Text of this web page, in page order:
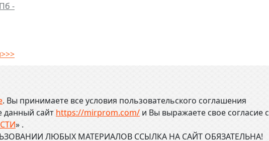
-
. Вы принимаете все условия пользовательского соглашения
данный сайт https://mirprom.com/ и Вы выражаете свое согласие с
» .
ЛЮБЫХ МАТЕРИАЛОВ ССЫЛКА НА САЙТ ОБЯЗАТЕЛЬНА!